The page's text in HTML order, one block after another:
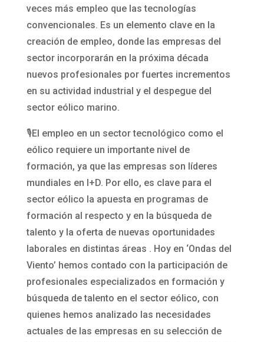
veces más empleo que las tecnologías
convencionales. Es un elemento clave en la
creación de empleo, donde las empresas del
sector incorporarán en la próxima década
nuevos profesionales por fuertes incrementos
en su actividad industrial y el despegue del
sector eólico marino.
🎙️El empleo en un sector tecnológico como el
eólico requiere un importante nivel de
formación, ya que las empresas son líderes
mundiales en I+D. Por ello, es clave para el
sector eólico la apuesta en programas de
formación al respecto y en la búsqueda de
talento y la oferta de nuevas oportunidades
laborales en distintas áreas . Hoy en ‘Ondas del
Viento’ hemos contado con la participación de
profesionales especializados en formación y
búsqueda de talento en el sector eólico, con
quienes hemos analizado las necesidades
actuales de las empresas en su selección de